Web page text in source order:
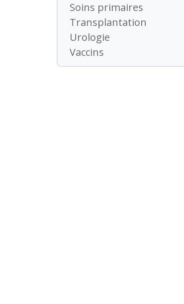
Soins primaires
Transplantation
Urologie
Vaccins